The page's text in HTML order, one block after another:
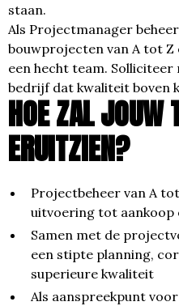
staan.
Als Projectmanager
bouwprojecten van A tot
een hecht team.
bedrijf dat kwaliteit boven
HOE ZAL JOUW
ERUITZIEN?
Projectbeheer van A
uitvoering tot
Samen met de
een stipte planning,
superieure kwaliteit
Als aanspreekpunt